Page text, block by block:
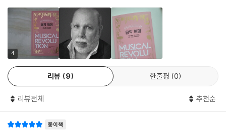
4
리뷰 9 한줄평 0
리뷰전체 추천순
종이책